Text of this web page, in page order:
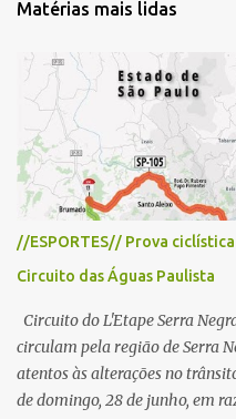
i
s
Matérias mais lidas
//ESPORTES// Prova
Circuito das Águas Paulista
Circuito do L'Etape Serra
circulam pela região de Serra
atentos às alterações no
de domingo, 28 de junho, em